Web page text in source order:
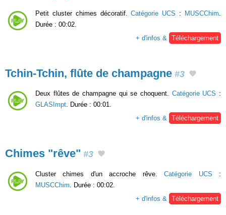
Petit cluster chimes décoratif.Catégorie UCS : MUSCChim
Durée : 00:02.
+ d'infos &
Téléchargement
Tchin-Tchin, flûte de champagne #3
Deux flûtes de champagne qui se choquent. Catégorie UCS :
GLASImpt. Durée : 00:01.
+ d'infos & Téléchargement
Chimes "rêve" #3
Cluster chimes d'un accroche rêve.Catégorie UCS :
MUSCChim. Durée : 00:02.
+ d'infos & Téléchargement